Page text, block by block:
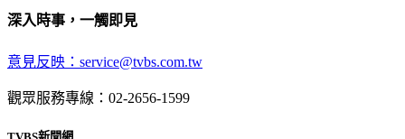
深入時事，一觸即見
意見反映：service@tvbs.com.tw
觀眾服務專線：02-2656-1599